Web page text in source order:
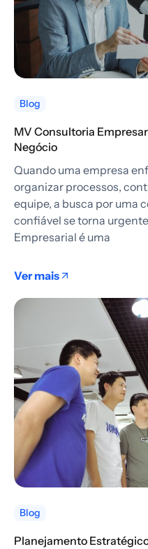
Blog
MV Consultoria
Negócio
Quando uma empresa
organizar processos,
equipe, a busca por uma
confiável se torna
Empresarial é uma
Ver mais
Blog
Planejamento